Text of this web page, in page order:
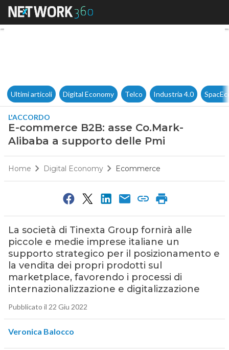
E-commerce B2B: asse
Ultimi articoli Digital Economy Telco Industria 4.0
L'ACCORDO
E-commerce B2B: asse Co.Mark-
Alibaba a supporto delle Pmi
Home Digital Economy Ecommerce
La società di Tinexta Group fornirà alle
piccole e medie imprese italiane un
supporto strategico per il posizionamento e
la vendita dei propri prodotti sul
marketplace, favorendo i processi di
internazionalizzazione e digitalizzazione
Pubblicato il 22 Giu 2022
Veronica Balocco